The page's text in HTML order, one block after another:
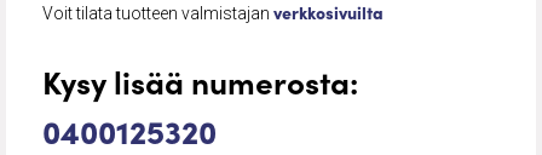
Voit tilata tuotteen valmistajan verkkosivuilta
Kysy lisää numerosta:
0400125320